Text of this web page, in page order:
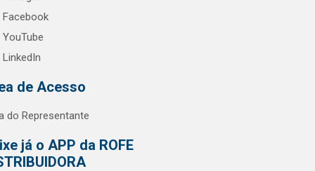
Facebook
YouTube
LinkedIn
de Acesso
do Representante
já o APP da ROFE